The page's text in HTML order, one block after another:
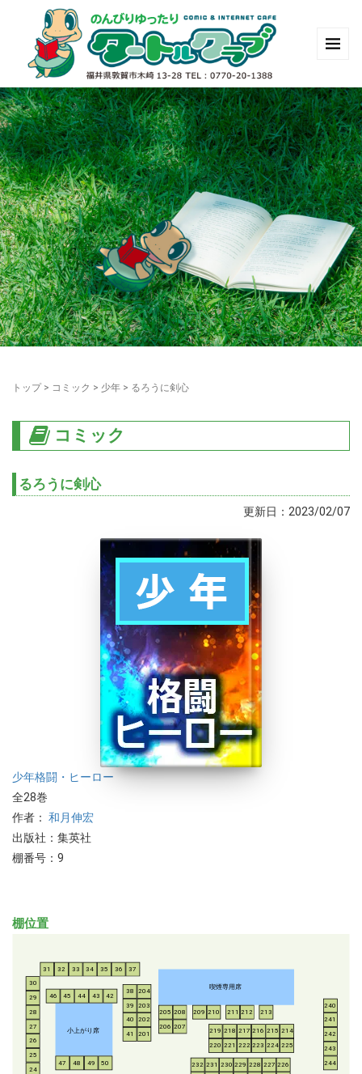
トップ> コミック > 少年 > るろうに剣心
コミック
るろうに剣心
更新日：2023/02/07
少年格闘・ヒーロー
全28巻
作者： 和月伸宏
出版社：集英社
棚番号：9
棚位置
小上がり席
喫煙専用席
24
25
26
27
28
29
30
31 32 33 34 35 36 37
38
39
40
41
42
43
44
45
46
47 48 49 50
201
202
203
204
205
206 207
208 209 210 211 212 213
214
215
216
217
218
219
220 221 222 223 224 225
226
227
228
229
230
231
232
240
241
242
243
244